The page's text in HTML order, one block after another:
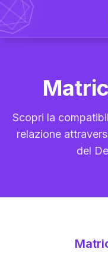
Scopri la
relazione
del